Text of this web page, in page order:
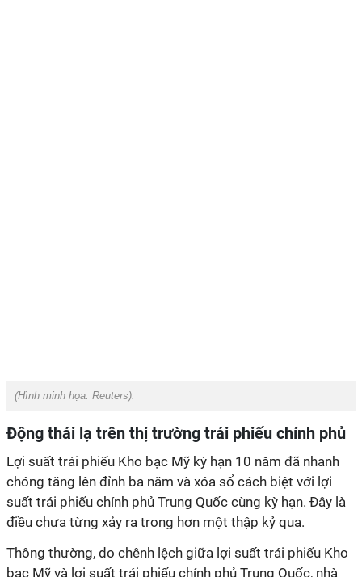
(Hình minh họa: Reuters).
Động thái lạ trên thị trường trái phiếu chính phủ
Lợi suất trái phiếu Kho bạc Mỹ kỳ hạn 10 năm đã nhanh
chóng tăng lên đỉnh ba năm và xóa sổ cách biệt với lợi
suất trái phiếu chính phủ Trung Quốc cùng kỳ hạn. Đây là
điều chưa từng xảy ra trong hơn một thập kỷ qua.
Thông thường, do chênh lệch giữa lợi suất trái phiếu Kho
bạc Mỹ và lợi suất trái phiếu chính phủ Trung Quốc, nhà